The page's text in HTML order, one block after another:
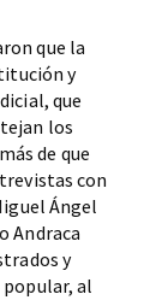
que la
y
que
los
de que
con
Ángel
Andraca
y
al